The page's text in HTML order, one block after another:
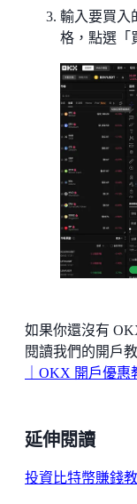
輸入要買入
格，點選「
如果你還沒有
閱讀我們的開戶教
｜OKX 開戶優惠
延伸閱讀
投資比特幣賺錢